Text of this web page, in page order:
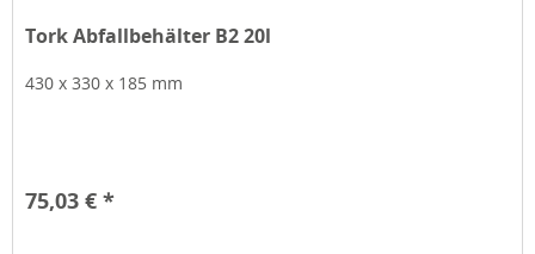
Tork Abfallbehälter B2 20l
430 x 330 x 185 mm
75,03 € *